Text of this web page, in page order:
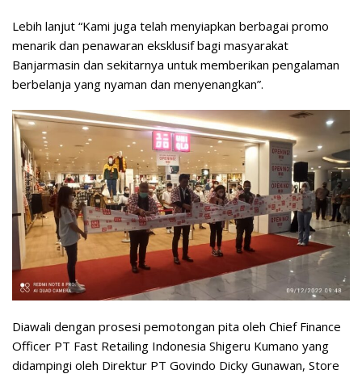
Lebih lanjut “Kami juga telah menyiapkan berbagai promo
menarik dan penawaran eksklusif bagi masyarakat
Banjarmasin dan sekitarnya untuk memberikan pengalaman
berbelanja yang nyaman dan menyenangkan”.
Diawali dengan prosesi pemotongan pita oleh Chief Finance
Officer PT Fast Retailing Indonesia Shigeru Kumano yang
didampingi oleh Direktur PT Govindo Dicky Gunawan, Store